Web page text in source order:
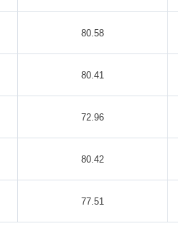
80.58
80.41
72.96
80.42
77.51